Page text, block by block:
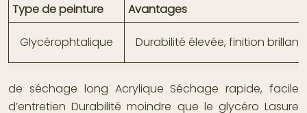
Type de peinture Avantages
Glycérophtalique Durabilité élevée, finition
de séchage long Acrylique Séchage rapide, facile
d’entretien Durabilité moindre que le glycéro Lasure